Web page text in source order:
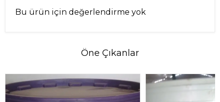
Bu ürün için değerlendirme yok
Öne Çıkanlar